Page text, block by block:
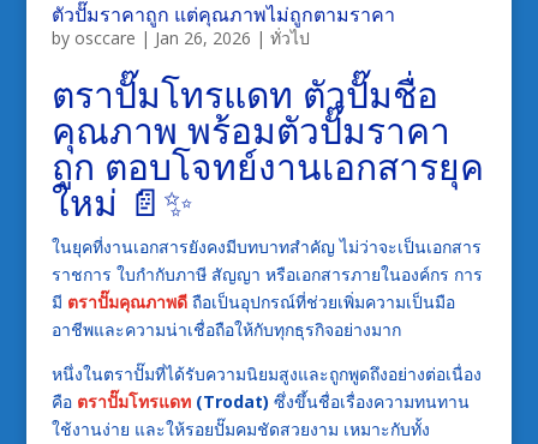
ตัวปั๊มราคาถูก แต่คุณภาพไม่ถูกตามราคา
by osccare | Jan 26, 2026 | ทั่วไป
ตราปั๊มโทรแดท ตัวปั๊มชื่อ
คุณภาพ พร้อมตัวปั๊มราคา
ถูก ตอบโจทย์งานเอกสารยุค
ใหม่ 📄✨
ในยุคที่งานเอกสารยังคงมีบทบาทสำคัญ ไม่ว่าจะเป็นเอกสาร
ราชการ ใบกำกับภาษี สัญญา หรือเอกสารภายในองค์กร การ
มี ตราปั๊มคุณภาพดีถือเป็นอุปกรณ์ที่ช่วยเพิ่มความเป็นมือ
อาชีพและความน่าเชื่อถือให้กับทุกธุรกิจอย่างมาก
หนึ่งในตราปั๊มที่ได้รับความนิยมสูงและถูกพูดถึงอย่างต่อเนื่อง
คือ ตราปั๊มโทรแดท(Trodat) ซึ่งขึ้นชื่อเรื่องความทนทาน
ใช้งานง่าย และให้รอยปั๊มคมชัดสวยงาม เหมาะกับทั้ง